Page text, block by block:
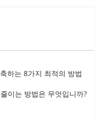
하는 8가지 최적의 방법
이는 방법은 무엇입니까?